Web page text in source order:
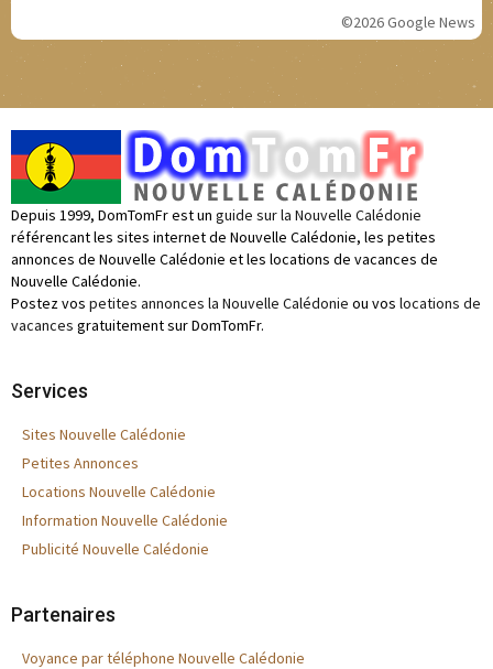
©2026 Google News
Depuis 1999, DomTomFr est un guide sur la Nouvelle Calédonie
référencant les sites internet de Nouvelle Calédonie, les petites
annonces de Nouvelle Calédonie et les locations de vacances de
Nouvelle Calédonie.
Postez vos petites annonces la Nouvelle Calédonie ou vos locations de
vacances gratuitement sur DomTomFr.
Services
Sites Nouvelle Calédonie
Petites Annonces
Locations Nouvelle Calédonie
Information Nouvelle Calédonie
Publicité Nouvelle Calédonie
Partenaires
Voyance par téléphone Nouvelle Calédonie